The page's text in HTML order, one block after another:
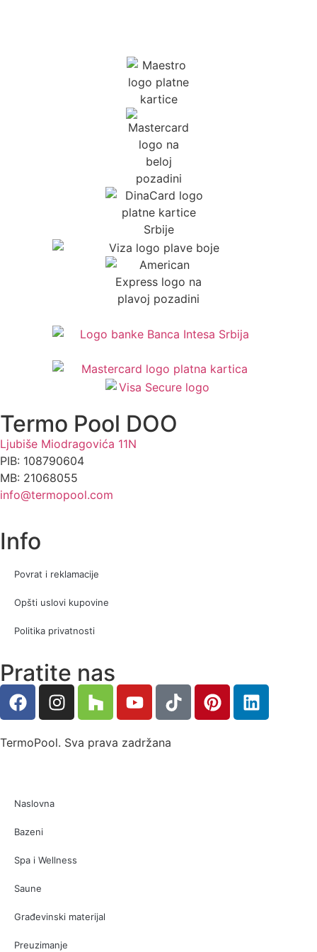
Termo Pool DOO
Ljubiše Miodragovića 11N
PIB: 108790604
MB: 21068055
info@termopool.com
Info
Povrat i reklamacije
Opšti uslovi kupovine
Politika privatnosti
Pratite nas
TermoPool. Sva prava zadržana
Naslovna
Bazeni
Spa i Wellness
Saune
Građevinski materijal
Preuzimanje